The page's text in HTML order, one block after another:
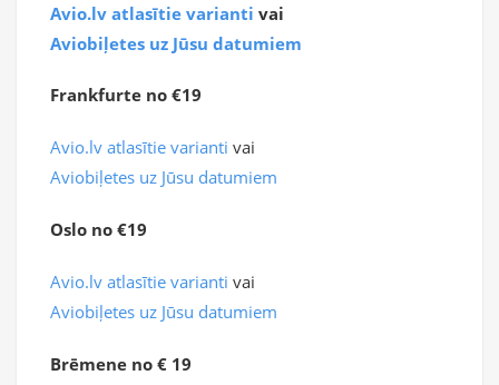
Avio.lv atlasītie varianti vai
Aviobiļetes uz Jūsu datumiem
Frankfurte no €19
Avio.lv atlasītie varianti vai
Aviobiļetes uz Jūsu datumiem
Oslo no €19
Avio.lv atlasītie varianti vai
Aviobiļetes uz Jūsu datumiem
Brēmene no € 19